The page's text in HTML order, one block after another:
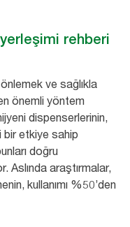
rehberi
ve sağlıkla
önemli yöntem
dispenserlerinin,
bir etkiye sahip
doğru
araştırmalar,
kullanımı %50’den